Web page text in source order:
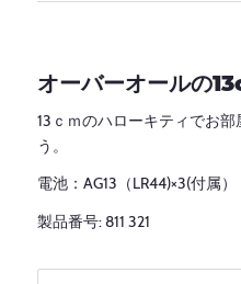
オーバーオールの
13ｃｍのハローキティでお
う。
電池：AG13（LR44)×3(付属）
製品番号: 811 321